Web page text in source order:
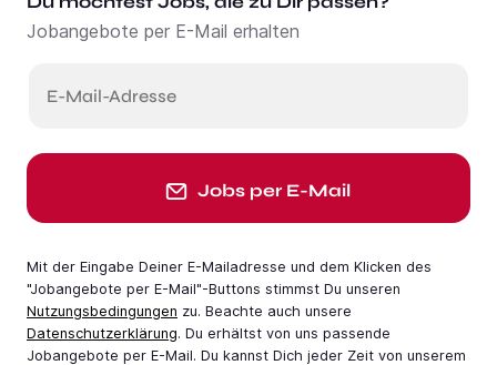
Jobangebote per E-Mail erhalten
E-Mail-Adresse
Jobs per E-Mail
Mit der Eingabe Deiner E-Mail­adresse und dem Klicken des
"Jobangebote per E-Mail"-Buttons stimmst Du unseren
Nutzungsbedingungen zu. Beachte auch unsere
Datenschutzerklärung. Du erhältst von uns passende
Jobangebote per E-Mail. Du kannst Dich jeder Zeit von unserem